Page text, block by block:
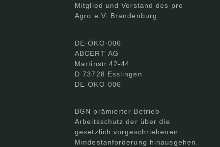
Mitglied und Vorstand des pro
Agro e.V. Brandenburg
DE-ÖKO-006
ABCERT AG
Martinstr.42-44
D 73728 Esslingen
DE-ÖKO-006
BGN prämierter Betrieb
Arbeitsschutz der über die
gesetzlich vorgeschriebenen
Mindestanforderung hinausgehen.